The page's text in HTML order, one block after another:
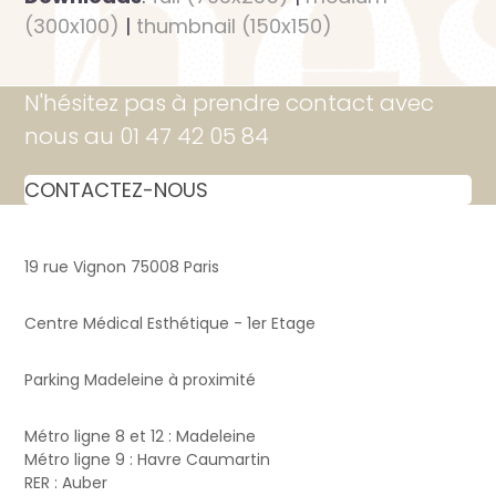
(300x100) | thumbnail (150x150)
N'hésitez pas à prendre contact avec
nous au 01 47 42 05 84
CONTACTEZ-NOUS
19 rue Vignon 75008 Paris
Centre Médical Esthétique - 1er Etage
Parking Madeleine à proximité
Métro ligne 8 et 12 : Madeleine
Métro ligne 9 : Havre Caumartin
RER : Auber